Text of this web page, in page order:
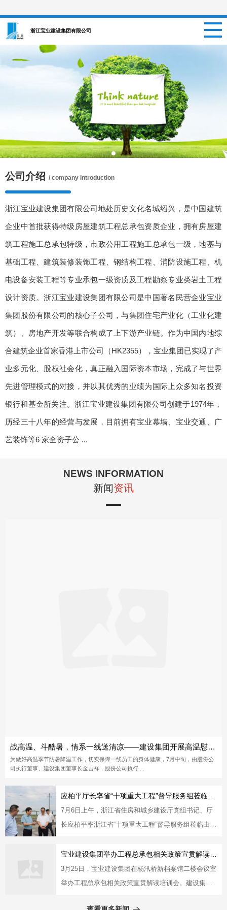
浙江宝业建设集团有限公司
网站首页
新闻资讯
项目信息
招聘信息
案例中心
公司介绍 / company introduction
浙江宝业建设集团有限公司地处历史文化名城绍兴，是中国建筑
企业中首批获得特级房屋建筑工程总承包资质企业，拥有房屋建
筑工程施工总承包特级，市政公用工程施工总承包一级，地基与
基础工程、建筑装修装饰工程、钢结构工程、消防设施工程、机
电设备安装工程等专业承包一级资质及工程勘察专业类岩土工程
设计资质。浙江宝业建设集团有限公司是中国著名民营企业宝业
集团股份有限公司的核心子公司，与集团住宅产业化（工业化建
筑）、房地产开发等联合构成了上下游产业链。作为中国内地综
合建筑企业首家香港上市公司（HK2355），宝业集团已实现了产
业多元化、股权社会化，真正融入国际资本市场，完成了与世界
先进管理模式的对接，并以其优秀的业绩为国际上众多知名投资
银行和基金所关注。浙江宝业建设集团有限公司创建于1974年，
历经三十八年的经营与发展，目前拥有宝业幕墙、宝业交通、广
艺装饰等6 家全资子公 ...
NEWS INFORMATION
新闻资讯
战高温、斗酷暑，情系一线送清凉——建设集团开展高温慰问活动
为做好高温季节防暑降温工作，切实保障一线员工的身体健康，7月中旬，由股份公
司执行董事、建设集团董事长金吉祥，股份公司执行 ...
7月6日上午，浙江省住房和城乡建设厅党组书记、厅
长应柏平率浙江省“十项重大工程”督导服务组莅临由宝
3月25日，宝业建设集团在杨汛桥新档案馆二楼会议室
举办工程总承包相关政策宣贯解读培训会。建设集